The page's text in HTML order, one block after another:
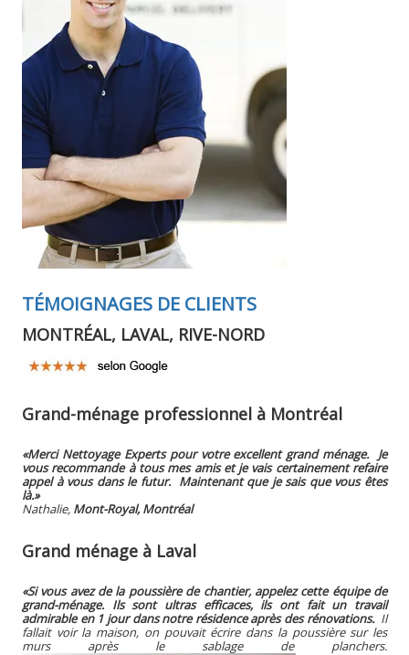
TÉMOIGNAGES DE CLIENTS
MONTRÉAL, LAVAL, RIVE-NORD
Grand-ménage professionnel à Montréal
«Merci Nettoyage Experts pour votre excellent grand ménage. Je
vous recommande à tous mes amis et je vais certainement refaire
appel à vous dans le futur. Maintenant que je sais que vous êtes
là.»
Nathalie, Mont-Royal, Montréal
Grand ménage à Laval
«Si vous avez de la poussière de chantier, appelez cette équipe de
grand-ménage. Ils sont ultras efficaces, ils ont fait un travail
admirable en 1 jour dans notre résidence après des rénovations.Il
fallait voir la maison, on pouvait écrire dans la poussière sur les
murs après le sablage de planchers.